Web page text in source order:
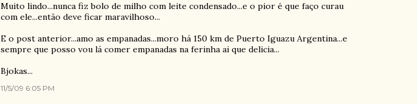
Muito lindo...nunca fiz bolo de milho com leite condensado...e o pior é que faço curau
com ele...então deve ficar maravilhoso...
E o post anterior...amo as empanadas...moro há 150 km de Puerto Iguazu Argentina...e
sempre que posso vou lá comer empanadas na ferinha ai que delicia...
Bjokas...
11/5/09 6:05 PM